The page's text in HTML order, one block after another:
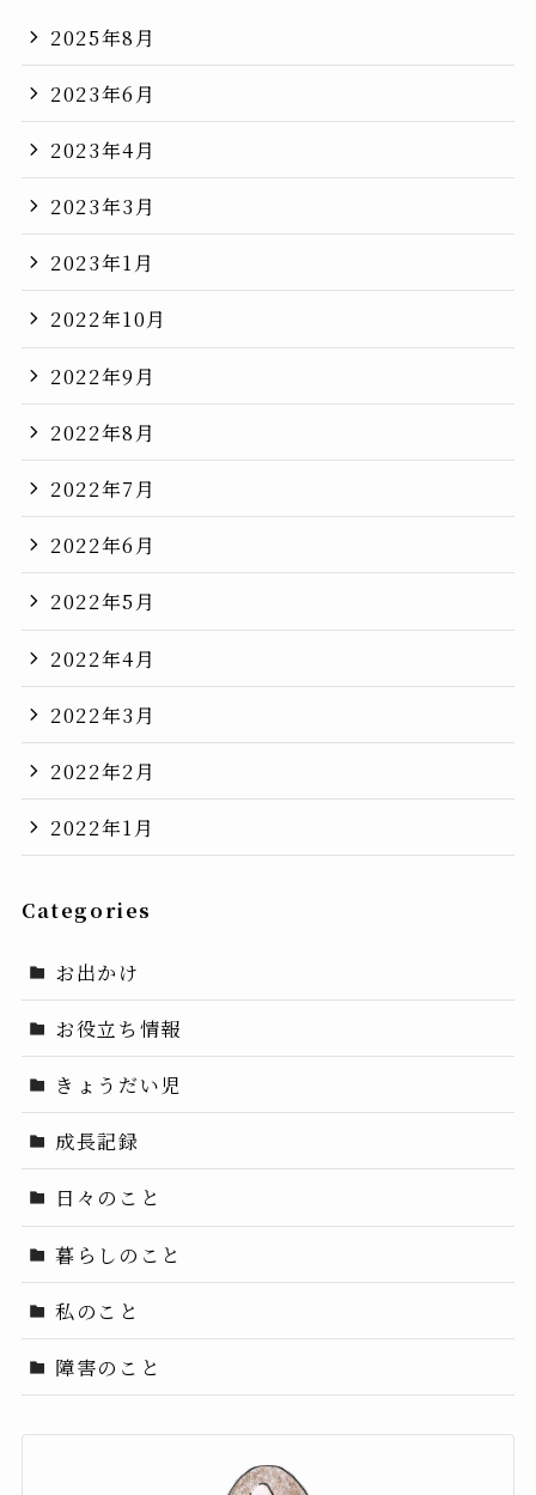
2025年8月
2023年6月
2023年4月
2023年3月
2023年1月
2022年10月
2022年9月
2022年8月
2022年7月
2022年6月
2022年5月
2022年4月
2022年3月
2022年2月
2022年1月
Categories
お出かけ
お役立ち情報
きょうだい児
成長記録
日々のこと
暮らしのこと
私のこと
障害のこと